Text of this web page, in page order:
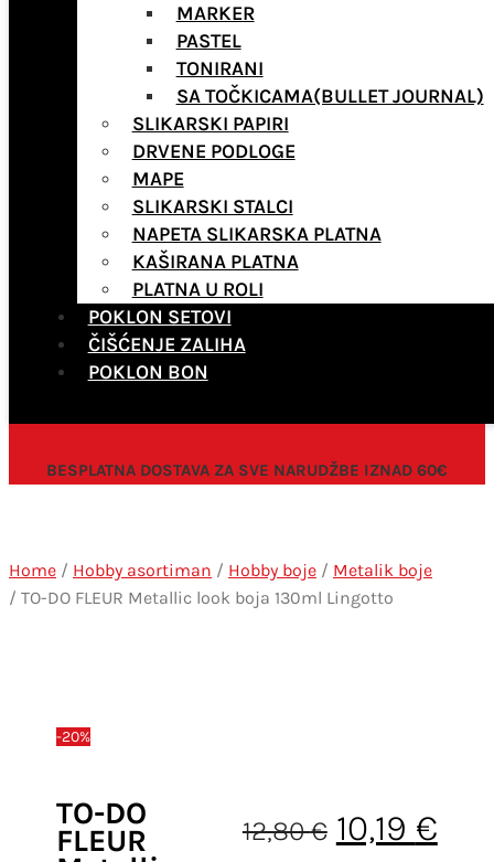
MARKER
PASTEL
TONIRANI
SA TOČKICAMA(BULLET JOURNAL)
SLIKARSKI PAPIRI
DRVENE PODLOGE
MAPE
SLIKARSKI STALCI
NAPETA SLIKARSKA PLATNA
KAŠIRANA PLATNA
PLATNA U ROLI
POKLON SETOVI
ČIŠĆENJE ZALIHA
POKLON BON
BESPLATNA DOSTAVA ZA SVE NARUDŽBE IZNAD 60€
Home / Hobby asortiman / Hobby boje / Metalik boje
/ TO-DO FLEUR Metallic look boja 130ml Lingotto
-20%
TO-DO
FLEUR 12,80€ Izvorna
10,19 €